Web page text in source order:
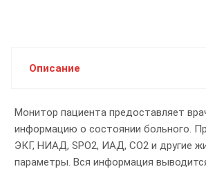
Описание
Монитор пациента предоставляет
информацию о состоянии больного.
ЭКГ, НИАД, SPO2, ИАД, СО2 и другие
параметры. Вся информация